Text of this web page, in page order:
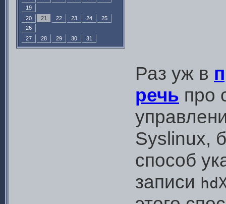
19
20
21 22 23 24
25
26
27
28 29 30 31
Раз уж в
речь про
Syslinux,
способ
записи